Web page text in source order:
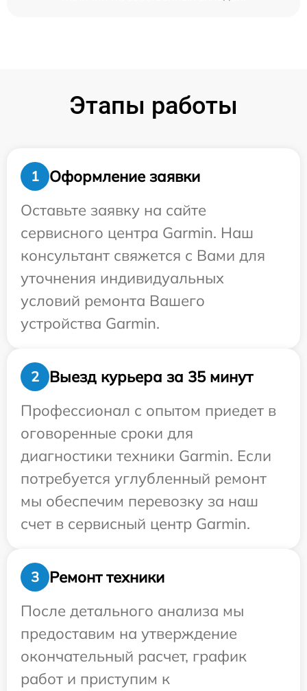
Этапы работы
1
Оформление заявки
Оставьте заявку на сайте
сервисного центра Garmin. Наш
консультант свяжется с Вами для
уточнения индивидуальных
условий ремонта Вашего
устройства Garmin.
2
Выезд курьера за 35 минут
Профессионал с опытом приедет в
оговоренные сроки для
диагностики техники Garmin. Если
потребуется углубленный ремонт
мы обеспечим перевозку за наш
счет в сервисный центр Garmin.
3
Ремонт техники
После детального анализа мы
предоставим на утверждение
окончательный расчет, график
работ и приступим к